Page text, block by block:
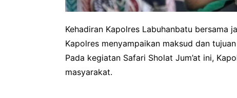
Kehadiran Kapolres Labuhanbatu bersama
Kapolres menyampaikan maksud dan
Pada kegiatan Safari Sholat Jum’at ini,
masyarakat.